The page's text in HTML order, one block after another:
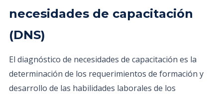
necesidades de capacitación
(DNS)
El diagnóstico de necesidades de capacitación es la
determinación de los requerimientos de formación y
desarrollo de las habilidades laborales de los